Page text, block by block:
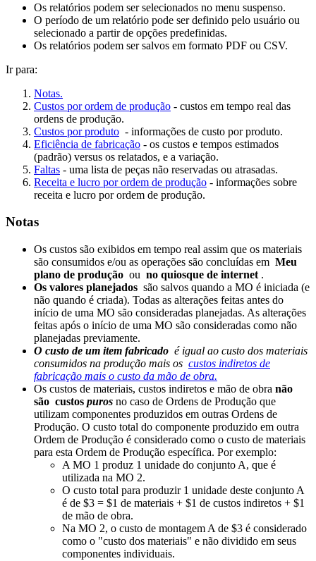
Os relatórios podem ser selecionados no menu suspenso.
O período de um relatório pode ser definido pelo usuário ou
selecionado a partir de opções predefinidas.
Os relatórios podem ser salvos em formato PDF ou CSV.
Ir para:
Notas.
Custos por ordem de produção - custos em tempo real das
ordens de produção.
Custos por produto - informações de custo por produto.
Eficiência de fabricação - os custos e tempos estimados
(padrão) versus os relatados, e a variação.
Faltas - uma lista de peças não reservadas ou atrasadas.
Receita e lucro por ordem de produção - informações sobre
receita e lucro por ordem de produção.
Notas
Os custos são exibidos em tempo real assim que os materiais
são consumidos e/ou as operações são concluídas em Meu
plano de produção ou no quiosque de internet .
Os valores planejados são salvos quando a MO é iniciada (e
não quando é criada). Todas as alterações feitas antes do
início de uma MO são consideradas planejadas. As alterações
feitas após o início de uma MO são consideradas como não
planejadas previamente.
O custo de um item fabricado é igual ao custo dos materiais
consumidos na produção mais os custos indiretos de
fabricação mais o custo da mão de obra.
Os custos de materiais, custos indiretos e mão de obra não
são custos puros no caso de Ordens de Produção que
utilizam componentes produzidos em outras Ordens de
Produção. O custo total do componente produzido em outra
Ordem de Produção é considerado como o custo de materiais
para esta Ordem de Produção específica. Por exemplo:
A MO 1 produz 1 unidade do conjunto A, que é
utilizada na MO 2.
O custo total para produzir 1 unidade deste conjunto A
é de $3 = $1 de materiais + $1 de custos indiretos + $1
de mão de obra.
Na MO 2, o custo de montagem A de $3 é considerado
como o "custo dos materiais" e não dividido em seus
componentes individuais.